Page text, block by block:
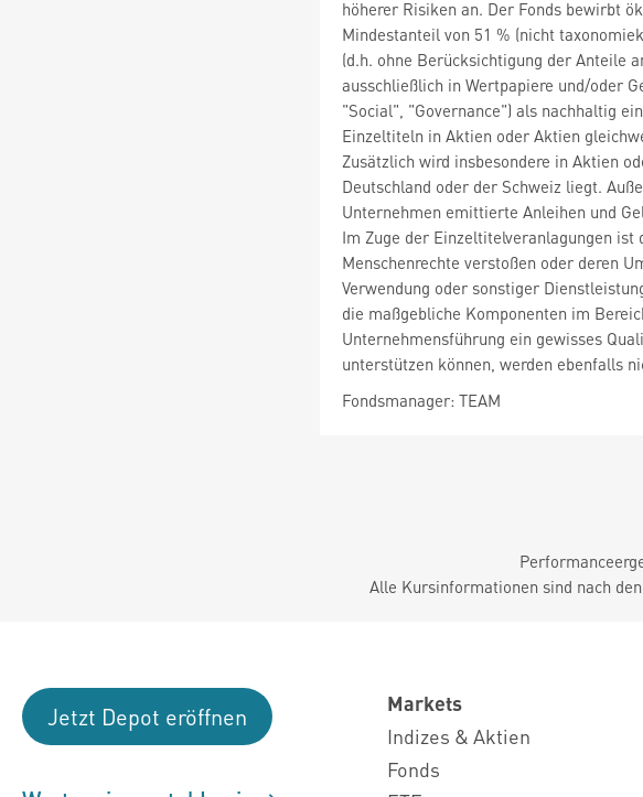
höherer Risiken an. Der Fonds bewirbt
Mindestanteil von 51 % (nicht
(d.h. ohne Berücksichtigung der Anteile
ausschließlich in Wertpapiere und/oder
"Social", "Governance") als nachhaltig
Einzeltiteln in Aktien oder Aktien
Zusätzlich wird insbesondere in Aktien
Deutschland oder der Schweiz liegt.
Unternehmen emittierte Anleihen und
Im Zuge der Einzeltitelveranlagungen
Menschenrechte verstoßen oder deren
Verwendung oder sonstiger
die maßgebliche Komponenten im
Unternehmensführung ein gewisses
unterstützen können, werden ebenfalls
Fondsmanager: TEAM
Alle Kursinformationen sind nach
Jetzt Depot eröffnen
Markets
Indizes & Aktien
Fonds